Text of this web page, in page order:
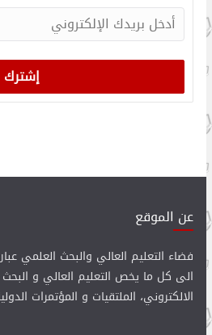
عن الموقع
فضاء التعليم العالي والبحث العلمي
الى كل ما يخص التعليم العالي و البحث
الالكتروني، الملتقيات و المؤتمرات